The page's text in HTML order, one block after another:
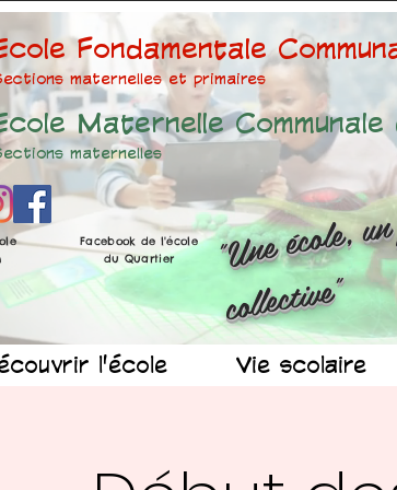
Fondamentale
maternelles et primaires
Maternelle
maternelles
"
Facebook de l'école
du Quartier
l'école Vie scolaire